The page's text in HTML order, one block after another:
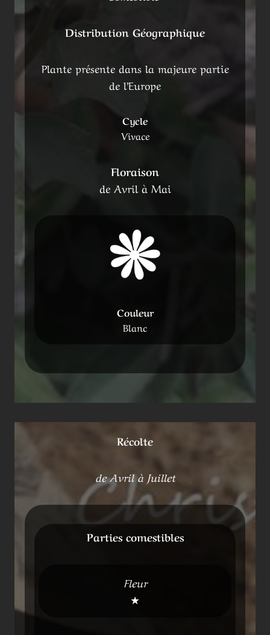
Distribution Géographique
Plante présente dans la majeure partie
de l’Europe
Cycle
Vivace
Floraison
de Avril à Mai
Couleur
Blanc
Récolte
de Avril à Juillet
Parties comestibles
Fleur
★